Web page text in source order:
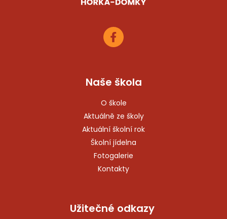
Naše škola
O škole
Aktuálně ze školy
Aktuální školní rok
Školní jídelna
Fotogalerie
Kontakty
Užitečné odkazy